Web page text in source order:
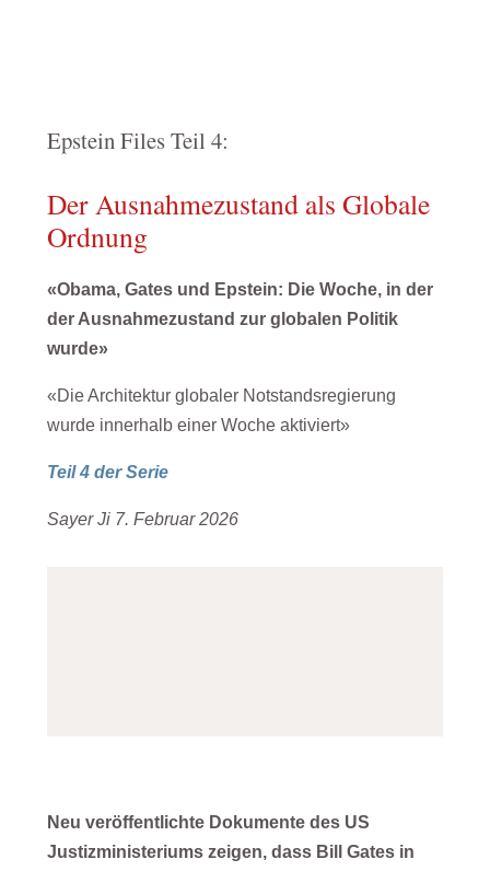
Epstein Files Teil 4:
Der Ausnahmezustand als Globale
Ordnung
«Obama, Gates und Epstein: Die Woche, in der
der Ausnahmezustand zur globalen Politik
wurde»
«Die Architektur globaler Notstandsregierung
wurde innerhalb einer Woche aktiviert»
Teil 4 der Serie
Sayer Ji 7. Februar 2026
Neu veröffentlichte Dokumente des US
Justizministeriums zeigen, dass Bill Gates in